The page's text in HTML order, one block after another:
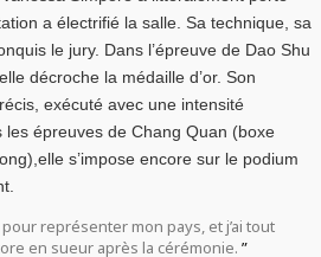
a électrifié la salle. Sa technique, sa
le jury. Dans l’épreuve de Dao Shu
décroche la médaille d’or. Son
exécuté avec une intensité
les épreuves de Chang Quan (boxe
s’impose encore sur le podium
représenter mon pays, et j’ai tout
en sueur après la cérémonie.